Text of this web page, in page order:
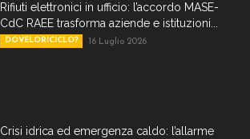
Rifiuti elettronici in ufficio: l’accordo MASE-
CdC RAEE trasforma aziende e istituzioni...
DOVELORICICLO? 16 Luglio 2026
Crisi idrica ed emergenza caldo: l’allarme